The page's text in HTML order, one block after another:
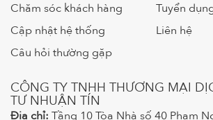
Chăm sóc khách hàng
Cập nhật hệ thống
Câu hỏi thường gặp
Tuyển
Liên hệ
CÔNG TY TNHH THƯƠNG MẠI
TƯ NHUẬN TÍN
Địa chỉ: Tầng 10 Tòa Nhà số 40 Phạm